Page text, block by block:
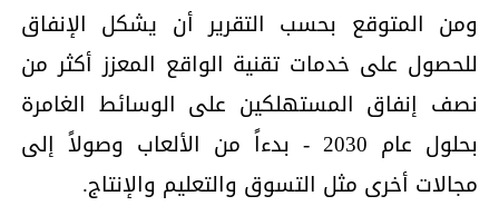
ومن المتوقع بحسب التقرير أن يشكل الإنفاق
للحصول على خدمات تقنية الواقع المعزز أكثر من
نصف إنفاق المستهلكين على الوسائط الغامرة
بحلول عام 2030 - بدءاً من الألعاب وصولاً إلى
مجالات أخرى مثل التسوق والتعليم والإنتاج.